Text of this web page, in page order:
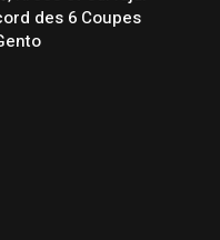
des 6 Coupes